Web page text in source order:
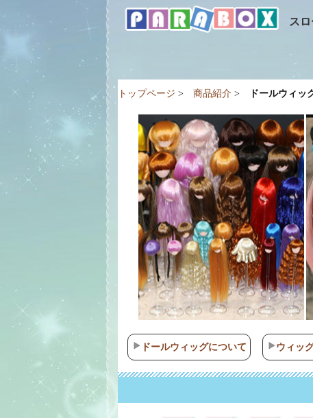
ス
トップページ > 商品紹介 > ドールウィッ
ドールウィッグについて ウィッ